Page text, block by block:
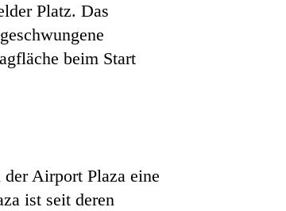
Platz. Das
beim Start
Airport Plaza eine
ist seit deren